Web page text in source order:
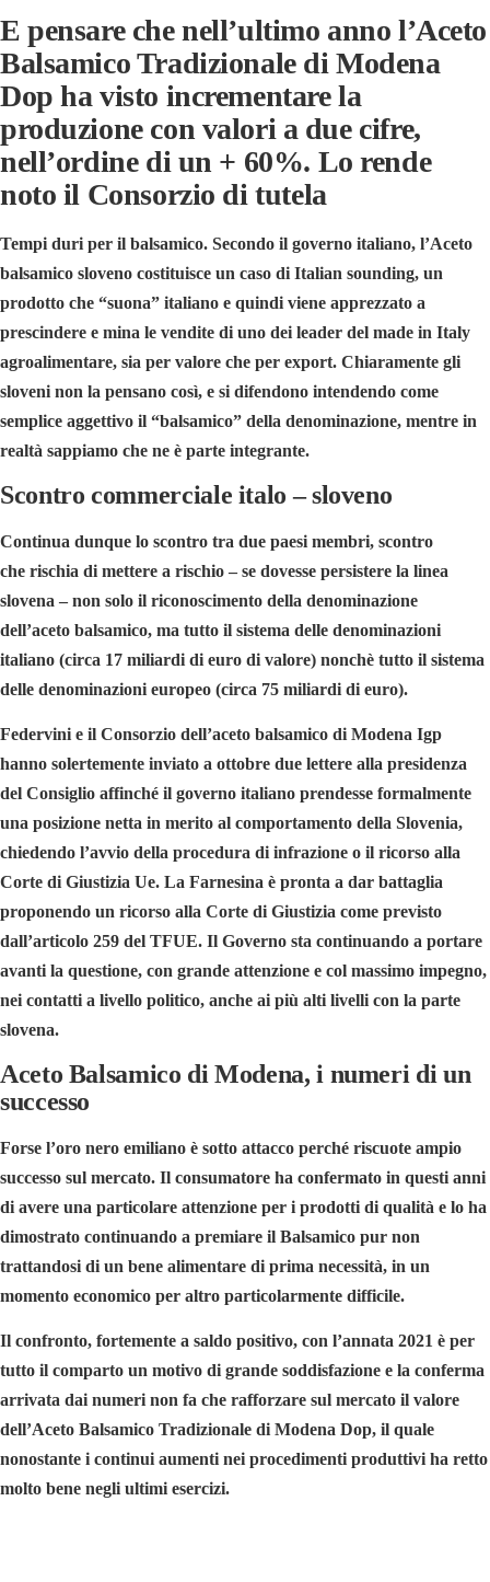
E pensare che nell’ultimo anno l’Aceto
Balsamico Tradizionale di Modena
Dop ha visto incrementare la
produzione con valori a due cifre,
nell’ordine di un + 60%. Lo rende
noto il Consorzio di tutela
Tempi duri per il balsamico. Secondo il governo italiano, l’Aceto
balsamico sloveno costituisce un caso di Italian sounding, un
prodotto che “suona” italiano e quindi viene apprezzato a
prescindere e mina le vendite di uno dei leader del made in Italy
agroalimentare, sia per valore che per export. Chiaramente gli
sloveni non la pensano così, e si difendono intendendo come
semplice aggettivo il “balsamico” della denominazione, mentre in
realtà sappiamo che ne è parte integrante.
Scontro commerciale italo – sloveno
Continua dunque lo scontro tra due paesi membri, scontro
che rischia di mettere a rischio – se dovesse persistere la linea
slovena – non solo il riconoscimento della denominazione
dell’aceto balsamico, ma tutto il sistema delle denominazioni
italiano (circa 17 miliardi di euro di valore) nonchè tutto il sistema
delle denominazioni europeo (circa 75 miliardi di euro).
Federvini e il Consorzio dell’aceto balsamico di Modena Igp
hanno solertemente inviato a ottobre due lettere alla presidenza
del Consiglio affinché il governo italiano prendesse formalmente
una posizione netta in merito al comportamento della Slovenia,
chiedendo l’avvio della procedura di infrazione o il ricorso alla
Corte di Giustizia Ue. La Farnesina è pronta a dar battaglia
proponendo un ricorso alla Corte di Giustizia come previsto
dall’articolo 259 del TFUE. Il Governo sta continuando a portare
avanti la questione, con grande attenzione e col massimo impegno,
nei contatti a livello politico, anche ai più alti livelli con la parte
slovena.
Aceto Balsamico di Modena, i numeri di un
successo
Forse l’oro nero emiliano è sotto attacco perché riscuote ampio
successo sul mercato. Il consumatore ha confermato in questi anni
di avere una particolare attenzione per i prodotti di qualità e lo ha
dimostrato continuando a premiare il Balsamico pur non
trattandosi di un bene alimentare di prima necessità, in un
momento economico per altro particolarmente difficile.
Il confronto, fortemente a saldo positivo, con l’annata 2021 è per
tutto il comparto un motivo di grande soddisfazione e la conferma
arrivata dai numeri non fa che rafforzare sul mercato il valore
dell’Aceto Balsamico Tradizionale di Modena Dop, il quale
nonostante i continui aumenti nei procedimenti produttivi ha retto
molto bene negli ultimi esercizi.